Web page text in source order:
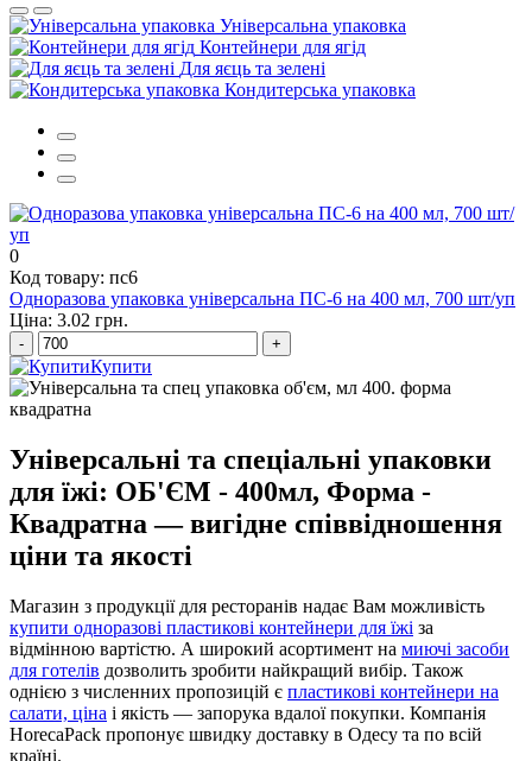
купити миючий засіб для посуду 5 літрів
замовити одноразові стакани
тримачі стаканів
замовити паперові пакети
соусники одноразові купити
Універсальна упаковка
Контейнери для ягід
Для яєць та зелені
Кондитерська упаковка
0
Код товару: пс6
Одноразова упаковка універсальна ПС-6 на 400 мл, 700 шт/уп
Ціна: 3.02 грн.
- +
Купити
Універсальні та спеціальні упаковки
для їжі: ОБ'ЄМ - 400мл, Форма -
Квадратна — вигідне співвідношення
ціни та якості
Магазин з продукції для ресторанів надає Вам можливість
купити одноразові пластикові контейнери для їжі за
відмінною вартістю. А широкий асортимент на миючі засоби
для готелів дозволить зробити найкращий вибір. Також
однією з численних пропозицій є пластикові контейнери на
салати, ціна і якість — запорука вдалої покупки. Компанія
HorecaPack пропонує швидку доставку в Одесу та по всій
країні.